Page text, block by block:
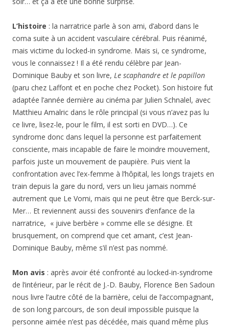
L’histoire : la narratrice parle à son ami, d’abord dans le
coma suite à un accident vasculaire cérébral. Puis réanimé,
mais victime du locked-in syndrome. Mais si, ce syndrome,
vous le connaissez ! Il a été rendu célèbre par Jean-
Dominique Bauby et son livre, Le scaphandre et le papillon
(paru chez Laffont et en poche chez Pocket). Son histoire fut
adaptée l’année dernière au cinéma par Julien Schnalel, avec
Matthieu Amalric dans le rôle principal (si vous n’avez pas lu
ce livre, lisez-le, pour le film, il est sorti en DVD…). Ce
syndrome donc dans lequel la personne est parfaitement
consciente, mais incapable de faire le moindre mouvement,
parfois juste un mouvement de paupière. Puis vient la
confrontation avec l’ex-femme à l’hôpital, les longs trajets en
train depuis la gare du nord, vers un lieu jamais nommé
autrement que Le Vomi, mais qui ne peut être que Berck-sur-
Mer… Et reviennent aussi des souvenirs d’enfance de la
narratrice, « juive berbère » comme elle se désigne. Et
brusquement, on comprend que cet amant, c’est Jean-
Dominique Bauby, même s’il n’est pas nommé.
Mon avis : après avoir été confronté au locked-in-syndrome
de l’intérieur, par le récit de J.-D. Bauby, Florence Ben Sadoun
nous livre l’autre côté de la barrière, celui de l’accompagnant,
de son long parcours, de son deuil impossible puisque la
personne aimée n’est pas décédée, mais quand même plus